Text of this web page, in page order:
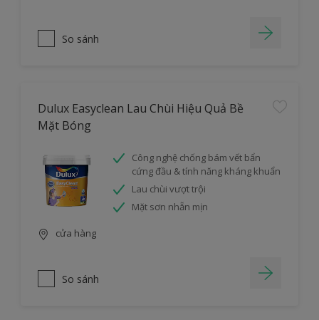
So sánh
Dulux Easyclean Lau Chùi Hiệu Quả Bề
Mặt Bóng
Công nghệ chống bám vết bẩn
cứng đầu & tính năng kháng khuẩn
Lau chùi vượt trội
Mặt sơn nhẵn mịn
cửa hàng
So sánh